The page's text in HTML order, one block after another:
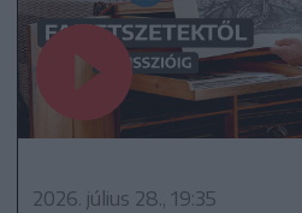
2026. július 28., 19:35